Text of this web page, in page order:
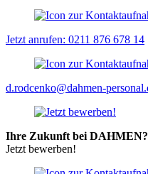
Jetzt anrufen: 0211 876 678 14
d.rodcenko@dahmen-
Ihre Zukunft bei DAHMEN?
Jetzt bewerben!